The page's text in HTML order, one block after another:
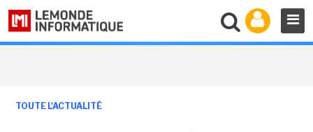
TOUTE L'ACTUALITÉ